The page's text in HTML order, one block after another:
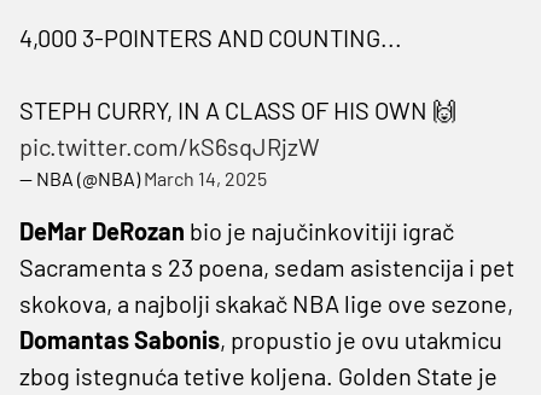
4,000 3-POINTERS AND COUNTING...
STEPH CURRY, IN A CLASS OF HIS OWN 🙌
pic.twitter.com/kS6sqJRjzW
— NBA (@NBA)March 14, 2025
DeMar DeRozan bio je najučinkovitiji igrač
Sacramenta s 23 poena, sedam asistencija i pet
skokova, a najbolji skakač NBA lige ove sezone,
Domantas Sabonis, propustio je ovu utakmicu
zbog istegnuća tetive koljena. Golden State je